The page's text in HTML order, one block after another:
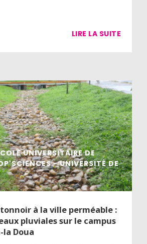
LIRE LA SUITE
UNIVERSITAIRE DE
- UNIVERSITÉ DE
à la ville perméable :
pluviales sur le campus
la Doua